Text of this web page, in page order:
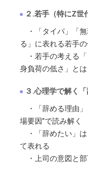
２.若手（特にZ世
・「タイパ」「無
る」に表れる若手
・若手の考える「
身負荷の低さ」とは
３.心理学で解く
・「辞める理由」
場要因”で読み解く
・「辞めたい」は
て表れる
・上司の意図と部